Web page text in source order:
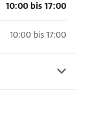
10:00 bis 17:00
10:00 bis 17:00